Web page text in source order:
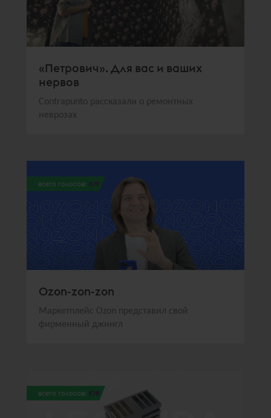
«Петрович». Для вас и ваших
нервов
Contrapunto рассказали о ремонтных
неврозах
всего голосов: 109
Ozon-zon-zon
Маркетплейс Ozon представил свой
фирменный джингл
всего голосов: 108